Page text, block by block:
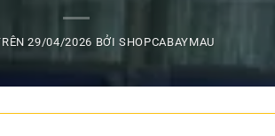
29/04/2026 BỞISHOPCABAYMAU